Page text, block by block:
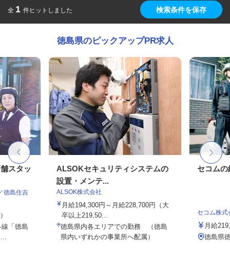
全 1 件ヒットしました 検索条件を保存
徳島県のピックアップPR求人
スタッ
徳島住吉
「徳島
ALSOKセキュリティシステムの
設置・メンテ...
ALSOK株式会社
月給194,300円～月給228,700円（大
卒以上219,50...
徳島県内各エリアでの勤務 （徳島
県内いずれかの事業所へ配属）
セコムの
セコム株式
月給
徳島県